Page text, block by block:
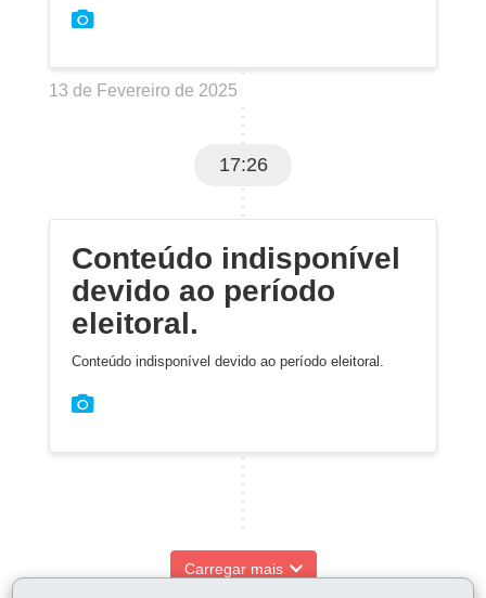
13 de Fevereiro de 2025
17:26
Conteúdo indisponível
devido ao período
eleitoral.
Conteúdo indisponível devido ao período eleitoral.
Carregar mais